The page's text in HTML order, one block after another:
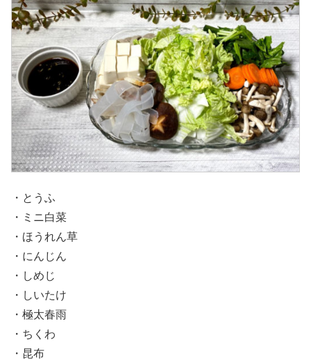
・とうふ
・ミニ白菜
・ほうれん草
・にんじん
・しめじ
・しいたけ
・極太春雨
・ちくわ
・昆布